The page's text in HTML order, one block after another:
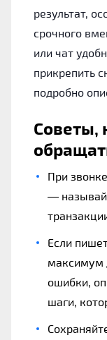
результат,
срочного
или чат
прикрепить
подробно
Советы,
При
—
Если
максимум
ошибки,
шаги,